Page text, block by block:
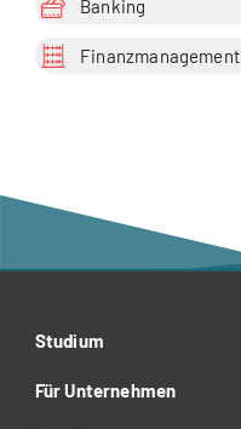
Banking
Finanzmanagement
Studium
Für Unternehmen